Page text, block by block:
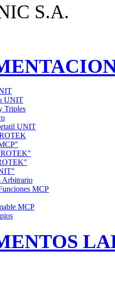
S.A.
UNIT
Triples
UNIT
Arbitrario
MCP
MCP